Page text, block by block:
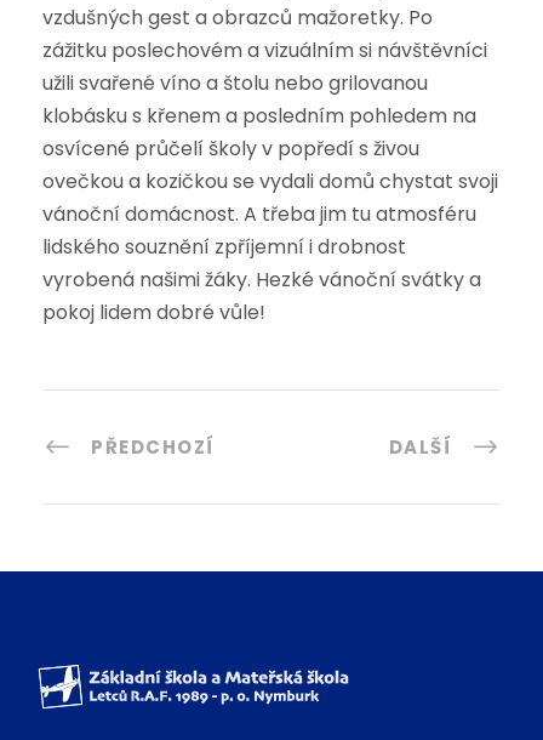
vzdušných gest a obrazců mažoretky. Po
zážitku poslechovém a vizuálním si návštěvníci
užili svařené víno a štolu nebo grilovanou
klobásku s křenem a posledním pohledem na
osvícené průčelí školy v popředí s živou
ovečkou a kozičkou se vydali domů chystat svoji
vánoční domácnost. A třeba jim tu atmosféru
lidského souznění zpříjemní i drobnost
vyrobená našimi žáky. Hezké vánoční svátky a
pokoj lidem dobré vůle!
PŘEDCHOZÍ DALŠÍ